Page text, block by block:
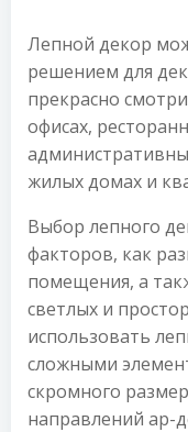
Лепной декор
решением для
прекрасно
офисах,
жилых домах и
Выбор лепного
факторов, как
помещения, а
светлых и
использовать
сложными
скромного
направлений ар-